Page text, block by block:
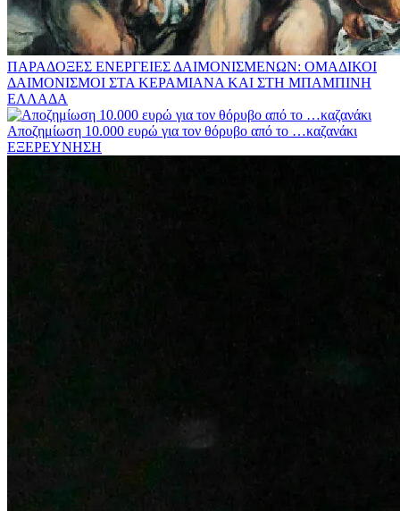
ΠΑΡΑΔΟΞΕΣ ΕΝΕΡΓΕΙΕΣ ΔΑΙΜΟΝΙΣΜΕΝΩΝ: ΟΜΑΔΙΚΟΙ
ΔΑΙΜΟΝΙΣΜΟΙ ΣΤΑ ΚΕΡΑΜΙΑΝΑ ΚΑΙ ΣΤΗ ΜΠΑΜΠΙΝΗ
ΕΛΛΑΔΑ
Αποζημίωση 10.000 ευρώ για τον θόρυβο από το …καζανάκι
ΕΞΕΡΕΥΝΗΣΗ